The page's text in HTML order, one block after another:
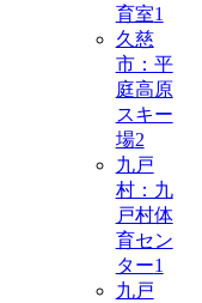
育室1
久慈
市：平
庭高原
スキー
場2
九戸
村：九
戸村体
育セン
ター1
九戸